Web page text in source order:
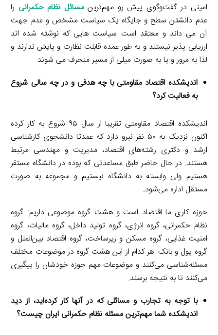
امینی در گفت‌وگوی پیش رو مهم‌ترینمسائل نظام حکمرانی را
عدم دانشتن سطح و جایگاه یک سیاست مشخص و عدم جهت
آن می داند و معتقد است سیاست هایی که نوشته شده اند
ارزیابی پذیر نیستند و به طور عمده قابلت نظارت و پایش ندارند و
لذا به مرور و یا به صورت میلی از مسیر منحرف می شوند.
اندیشکده اقتصاد مقاومتی با چه هدفی و در چه سالی شروع
به فعالیت کرد؟
اندیشکده اقتصاد مقاومتی تقریبا از سال ۹۵ شروع به کار کرده
اکنون نزدیک به ۵۰ نفر نیرو دارد که عمدتا دانشجوی کارشناسی
ارشد و دکتری رشته‌های اقتصاد، مدیریت و مهندسی مرتبط
هستند. در حال حاضر طبق مساعدتی که بوده در دانشگاه مستقر
هستیم ولی وابسته به دانشگاه نیستیم و مجموعه به صورت
مستقل اداره می‌شود.
حوزه کاری ما اقتصاد است و هشت گروه موضوعی داریم: گروه
نظام حکمرانی، گروه انرژی، گروه تولید داخل، گروه مالیات، گروه
امنیت غذایی، گروه مسکن و زیرساخت، گروه اقتصاد بین‌الملل و
گروه پول و بانک. هر کدام از این هشت گروه در موضوعات مختلف
مسئله‌شناسی می‌کنند و موضوعات مهم حوزه خودشان را پیگیری
می‌کنند تا به نتیجه برسند.
با توجه به تجارب و مسائلی که در آنها کار کرده‌اید، از دید
اندیشکده شما مهم‌ترین مسئله نظام حکمرانی ایران چیست؟